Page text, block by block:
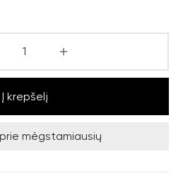
Į krepšelį
mėgstamiausių